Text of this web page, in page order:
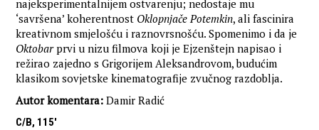
najeksperimentalnijem ostvarenju; nedostaje mu
‘savršena’ koherentnost Oklopnjače Potemkin, ali fascinira
kreativnom smjelošću i raznovrsnošću. Spomenimo i da je
Oktobarprvi u nizu filmova koji je Ejzenštejn napisao i
režirao zajedno s Grigorijem Aleksandrovom, budućim
klasikom sovjetske kinematografije zvučnog razdoblja.
Autor komentara: Damir Radić
C/B, 115'